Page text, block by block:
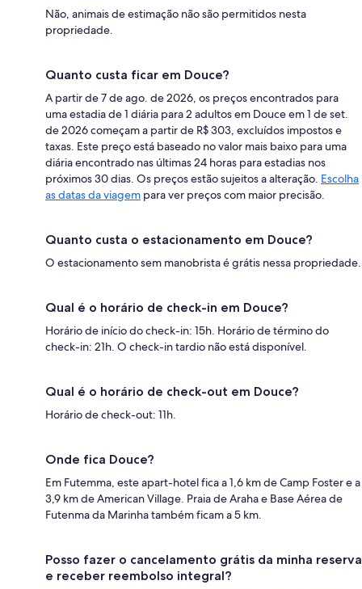
Não, animais de estimação não são permitidos nesta
propriedade.
Quanto custa ficar em Douce?
A partir de 7 de ago. de 2026, os preços encontrados para
uma estadia de 1 diária para 2 adultos em Douce em 1 de set.
de 2026 começam a partir de R$ 303, excluídos impostos e
taxas. Este preço está baseado no valor mais baixo para uma
diária encontrado nas últimas 24 horas para estadias nos
próximos 30 dias. Os preços estão sujeitos a alteração. Escolha
as datas da viagem para ver preços com maior precisão.
Quanto custa o estacionamento em Douce?
O estacionamento sem manobrista é grátis nessa propriedade.
Qual é o horário de check-in em Douce?
Horário de início do check-in: 15h. Horário de término do
check-in: 21h. O check-in tardio não está disponível.
Qual é o horário de check-out em Douce?
Horário de check-out: 11h.
Onde fica Douce?
Em Futemma, este apart-hotel fica a 1,6 km de Camp Foster e a
3,9 km de American Village. Praia de Araha e Base Aérea de
Futenma da Marinha também ficam a 5 km.
Posso fazer o cancelamento grátis da minha reserva
e receber reembolso integral?